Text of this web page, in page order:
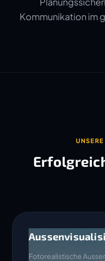
Kommunikation im
Fotorealistische